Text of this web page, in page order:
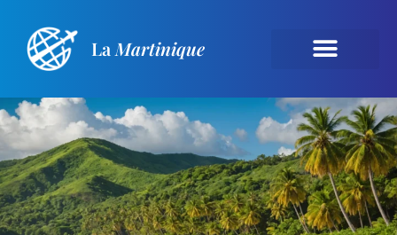
La Martinique